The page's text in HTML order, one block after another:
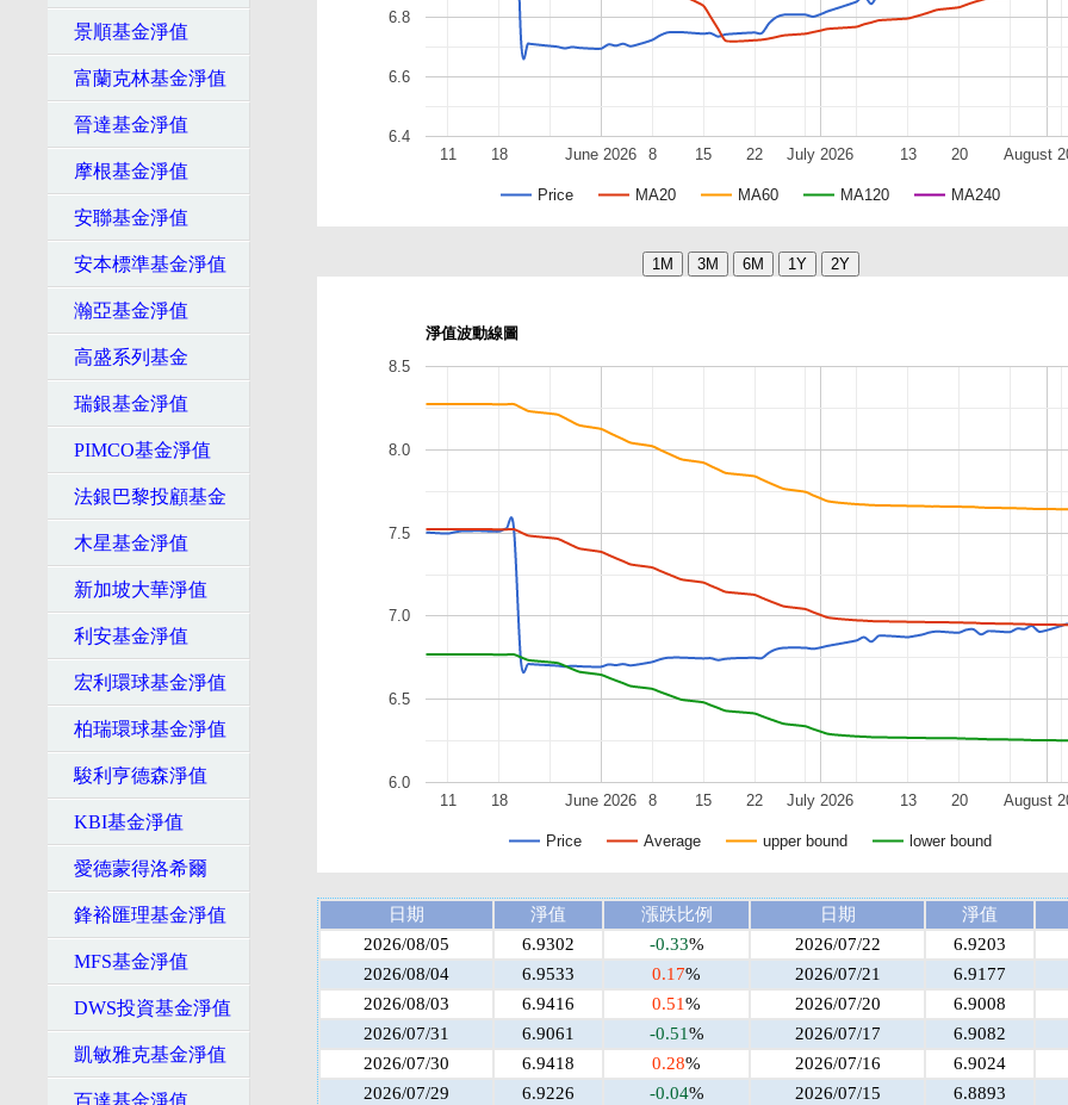
景順基金淨值
富蘭克林基金淨值
晉達基金淨值
摩根基金淨值
安聯基金淨值
安本標準基金淨值
瀚亞基金淨值
高盛系列基金
瑞銀基金淨值
PIMCO基金淨值
法銀巴黎投顧基金
木星基金淨值
新加坡大華淨值
利安基金淨值
宏利環球基金淨值
柏瑞環球基金淨值
駿利亨德森淨值
KBI基金淨值
愛德蒙得洛希爾
鋒裕匯理基金淨值
MFS基金淨值
DWS投資基金淨值
凱敏雅克基金淨值
百達基金淨值
Price MA20 MA60 MA120 MA240
June 2026 July 2026 August
11 18 8 15 22 13 20
6.4
6.6
6.8
淨值波動線圖
Price Average upper bound lower bound
June 2026 July 2026 August
11 18 8 15 22 13 20
6.0
6.5
7.0
7.5
8.0
8.5
日期 淨值 漲跌比例 日期
淨值
2026/08/05
6.9302 -0.33% 2026/07/22
6.9203
2026/08/04
6.9533 0.17% 2026/07/21
6.9177
2026/08/03
6.9416 0.51% 2026/07/20
6.9008
2026/07/31
6.9061 -0.51% 2026/07/17
6.9082
2026/07/30
6.9418 0.28% 2026/07/16
6.9024
2026/07/29
6.9226 -0.04% 2026/07/15
6.8893